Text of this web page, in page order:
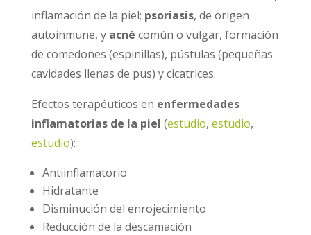
inflamación de la piel; psoriasis, de origen
autoinmune, y acné común o vulgar, formación
de comedones (espinillas), pústulas (pequeñas
cavidades llenas de pus) y cicatrices.
Efectos terapéuticos en enfermedades
inflamatorias de la piel (estudio, estudio,
estudio):
Antiinflamatorio
Hidratante
Disminución del enrojecimiento
Reducción de la descamación